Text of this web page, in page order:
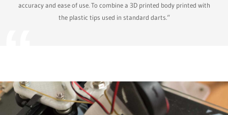
accuracy and ease of use. To combine a 3D printed body printed with
the plastic tips used in standard darts.“